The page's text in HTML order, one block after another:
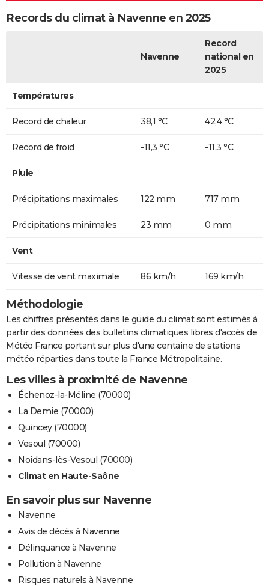
Records du climat à Navenne en 2025
Navenne
Record
national en
2025
Températures
Record de chaleur 38,1 °C 42,4 °C
Record de froid -11,3 °C -11,3 °C
Pluie
Précipitations maximales 122 mm 717 mm
Précipitations minimales 23 mm 0 mm
Vent
Vitesse de vent maximale 86 km/h 169 km/h
Méthodologie
Les chiffres présentés dans le guide du climat sont estimés à
partir des données des bulletins climatiques libres d'accès de
Météo France portant sur plus d'une centaine de stations
météo réparties dans toute la France Métropolitaine.
Les villes à proximité de Navenne
Échenoz-la-Méline (70000)
La Demie (70000)
Quincey (70000)
Vesoul (70000)
Noidans-lès-Vesoul (70000)
Climat en Haute-Saône
En savoir plus sur Navenne
Navenne
Avis de décès à Navenne
Délinquance à Navenne
Pollution à Navenne
Risques naturels à Navenne